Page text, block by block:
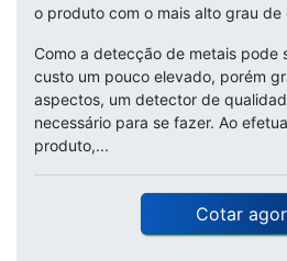
o produto com o mais alto grau
Como a detecção de metais pode
custo um pouco elevado, porém
aspectos, um detector de
necessário para se fazer. Ao
produto,...
Cotar